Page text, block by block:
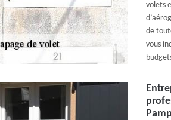
volets
de
vous